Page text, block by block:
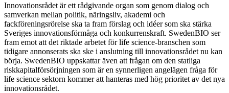
Innovationsrådet är ett rådgivande organ som genom dialog och
samverkan mellan politik, näringsliv, akademi och
fackföreningsrörelse ska ta fram förslag och idéer som ska stärka
Sveriges innovationsförmåga och konkurrenskraft. SwedenBIO ser
fram emot att det riktade arbetet för life science-branschen som
tidigare annonserats ska ske i anslutning till innovationsrådet nu kan
börja. SwedenBIO uppskattar även att frågan om den statliga
riskkapitalförsörjningen som är en synnerligen angelägen fråga för
life science sektorn kommer att hanteras med hög prioritet av det nya
innovationsrådet.